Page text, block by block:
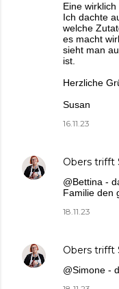
Eine
Ich dachte
welche
es macht
sieht man
ist.
Herzliche
Susan
16.11.23
Obers trifft
@Bettina -
Familie den
18.11.23
Obers trifft
@Simone -